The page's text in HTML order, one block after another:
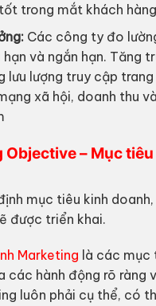
trong mắt khách
Các công ty đo
và ngắn hạn. Tăng
lưu lượng truy cập
xã hội, doanh thu
Objective – Mục tiêu
mục tiêu kinh
được triển khai.
Marketing là các
các hành động rõ ràng
luôn phải cụ thể, có